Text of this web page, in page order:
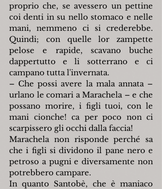
proprio che, se avessero un pettine
coi denti in su nello stomaco e nelle
mani, nemmeno ci si crederebbe.
Quindi; con quelle lor zampette
pelose e rapide, scavano buche
dappertutto e li sotterrano e ci
campano tutta l'invernata.
– Che possi avere la mala annata –
urlano le comari a Marachela – e che
possano morire, i figli tuoi, con le
mani cionche! ca per poco non ci
scarpissero gli occhi dalla faccia!
Marachela non risponde perché sa
che i figli si dividono il pane nero e
petroso a pugni e diversamente non
potrebbero campare.
In quanto Santobè, che è maniaco